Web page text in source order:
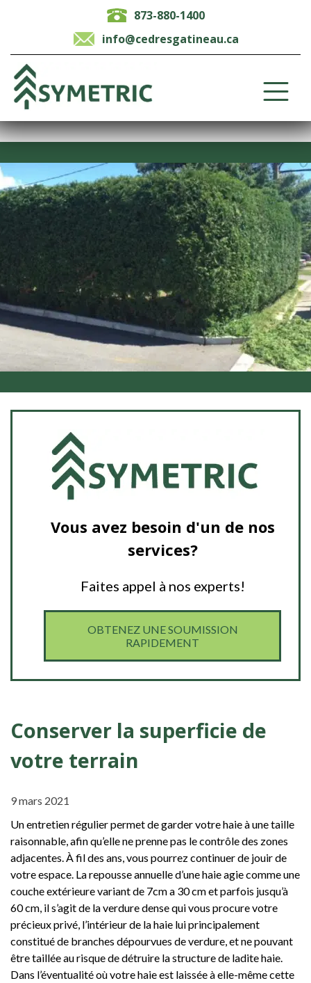
873-880-1400
info@cedresgatineau.ca
Vous avez besoin d'un de nos
services?
Faites appel à nos experts!
OBTENEZ UNE SOUMISSION
RAPIDEMENT
Conserver la superficie de
votre terrain
9 mars 2021
Un entretien régulier permet de garder votre haie à une taille
raisonnable, afin qu’elle ne prenne pas le contrôle des zones
adjacentes. À fil des ans, vous pourrez continuer de jouir de
votre espace. La repousse annuelle d’une haie agie comme une
couche extérieure variant de 7cm a 30 cm et parfois jusqu’à
60 cm, il s’agit de la verdure dense qui vous procure votre
précieux privé, l’intérieur de la haie lui principalement
constitué de branches dépourvues de verdure, et ne pouvant
être taillée au risque de détruire la structure de ladite haie.
Dans l’éventualité où votre haie est laissée à elle-même cette